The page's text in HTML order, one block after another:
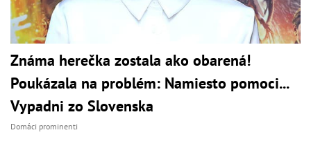
Známa herečka zostala ako obarená!
Poukázala na problém: Namiesto pomoci...
Vypadni zo Slovenska
Domáci prominenti